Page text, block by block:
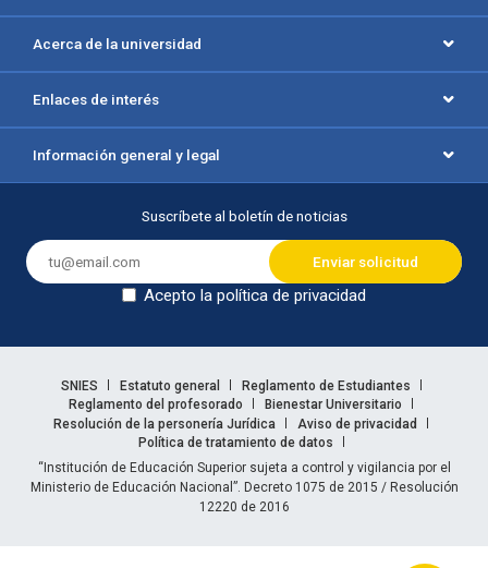
Acerca de la universidad
Enlaces de interés
Información general y legal
Suscríbete al boletín de noticias
Acepto la política de privacidad
Enlaces legales
SNIES Estatuto general
Reglamento de Estudiantes
Reglamento del profesorado
Bienestar Universitario
Resolución de la personería Jurídica
Aviso de privacidad
Política de tratamiento de datos
Información legal
“Institución de Educación Superior sujeta a control y vigilancia por el
Ministerio de Educación Nacional”. Decreto 1075 de 2015 / Resolución
12220 de 2016